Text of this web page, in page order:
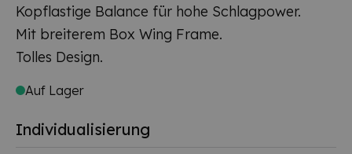
Kopflastige Balance für hohe Schlagpower.
Mit breiterem Box Wing Frame.
Tolles Design.
Auf Lager
Individualisierung